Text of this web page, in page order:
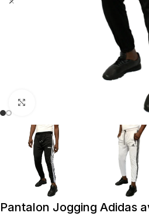
Pantalon Jogging Adidas